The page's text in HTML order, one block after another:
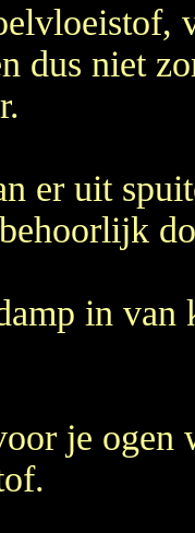
dus niet
er uit
in van
je ogen